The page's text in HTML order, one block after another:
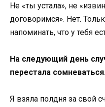
Не «ты устала», не
договоримся». Нет.
напоминать, что у тебя
На следующий день
перестала
Я взяла полдня за свой